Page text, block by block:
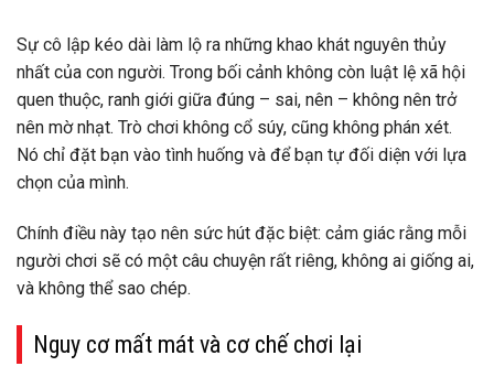
Sự cô lập kéo dài làm lộ ra những khao khát nguyên thủy
nhất của con người. Trong bối cảnh không còn luật lệ xã hội
quen thuộc, ranh giới giữa đúng – sai, nên – không nên trở
nên mờ nhạt. Trò chơi không cổ súy, cũng không phán xét.
Nó chỉ đặt bạn vào tình huống và để bạn tự đối diện với lựa
chọn của mình.
Chính điều này tạo nên sức hút đặc biệt: cảm giác rằng mỗi
người chơi sẽ có một câu chuyện rất riêng, không ai giống ai,
và không thể sao chép.
Nguy cơ mất mát và cơ chế chơi lại